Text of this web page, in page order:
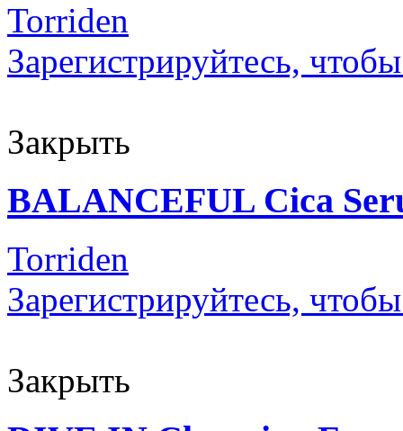
Torriden
Зарегистрируйтесь,
Закрыть
BALANCEFUL Cica
Torriden
Зарегистрируйтесь,
Закрыть